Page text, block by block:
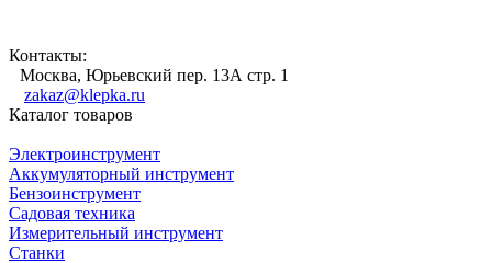
Контакты:
Москва, Юрьевский пер. 13А стр. 1
zakaz@klepka.ru
Каталог товаров
Электроинструмент
Аккумуляторный инструмент
Бензоинструмент
Садовая техника
Измерительный инструмент
Станки